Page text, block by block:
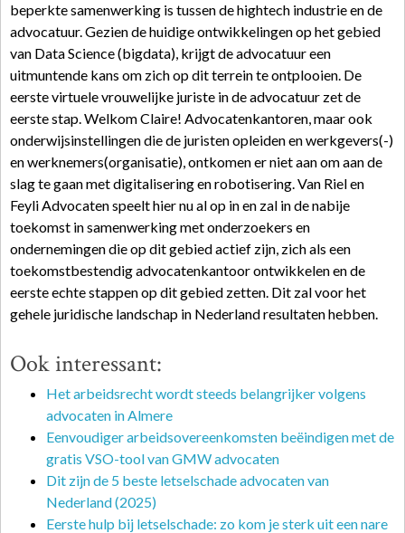
beperkte samenwerking is tussen de hightech industrie en de
advocatuur. Gezien de huidige ontwikkelingen op het gebied
van Data Science (bigdata), krijgt de advocatuur een
uitmuntende kans om zich op dit terrein te ontplooien. De
eerste virtuele vrouwelijke juriste in de advocatuur zet de
eerste stap. Welkom Claire! Advocatenkantoren, maar ook
onderwijsinstellingen die de juristen opleiden en werkgevers(-)
en werknemers(organisatie), ontkomen er niet aan om aan de
slag te gaan met digitalisering en robotisering. Van Riel en
Feyli Advocaten speelt hier nu al op in en zal in de nabije
toekomst in samenwerking met onderzoekers en
ondernemingen die op dit gebied actief zijn, zich als een
toekomstbestendig advocatenkantoor ontwikkelen en de
eerste echte stappen op dit gebied zetten. Dit zal voor het
gehele juridische landschap in Nederland resultaten hebben.
Ook interessant:
Het arbeidsrecht wordt steeds belangrijker volgens
advocaten in Almere
Eenvoudiger arbeidsovereenkomsten beëindigen met de
gratis VSO-tool van GMW advocaten
Dit zijn de 5 beste letselschade advocaten van
Nederland (2025)
Eerste hulp bij letselschade: zo kom je sterk uit een nare